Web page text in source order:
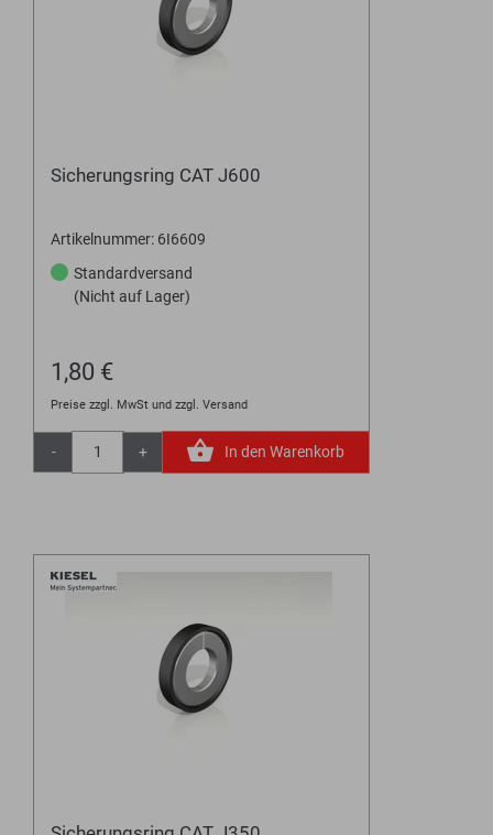
Sicherungsring CAT J600
Artikelnummer: 6I6609
Standardversand
(Nicht auf Lager)
1,80 €
Preise zzgl. MwSt und zzgl. Versand
- + In den Warenkorb